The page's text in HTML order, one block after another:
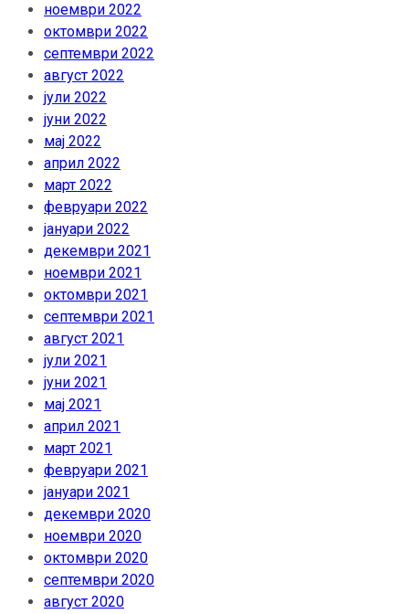
ноември 2022
октомври 2022
септември 2022
август 2022
јули 2022
јуни 2022
мај 2022
април 2022
март 2022
февруари 2022
јануари 2022
декември 2021
ноември 2021
октомври 2021
септември 2021
август 2021
јули 2021
јуни 2021
мај 2021
април 2021
март 2021
февруари 2021
јануари 2021
декември 2020
ноември 2020
октомври 2020
септември 2020
август 2020